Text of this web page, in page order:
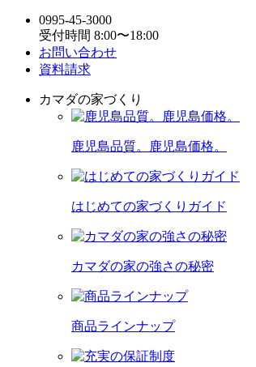
0995-45-3000
受付時間 8:00〜18:00
お問い合わせ
資料請求
カマダの家づくり
鹿児島品質。鹿児島価格。
はじめての家づくりガイド
カマダの家の強さの秘密
商品ラインナップ